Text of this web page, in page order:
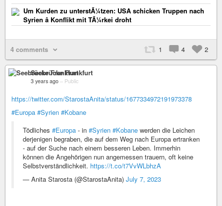
Um Kurden zu unterstÃ¼tzen: USA schicken Truppen nach
Syrien â Konflikt mit TÃ¼rkei droht
4 comments 1 4 2
Seebrücke Frankfurt
3 years ago – Public
https://twitter.com/StarostaAnita/status/1677334972191973378
#Europa #Syrien #Kobane
Tödliches #Europa - in #Syrien #Kobane werden die Leichen
derjenigen begraben, die auf dem Weg nach Europa ertranken
- auf der Suche nach einem besseren Leben. Immerhin
können die Angehörigen nun angemessen trauern, oft keine
Selbstverständlichkeit. https://t.co/t7VvWLbhzA
— Anita Starosta (@StarostaAnita) July 7, 2023